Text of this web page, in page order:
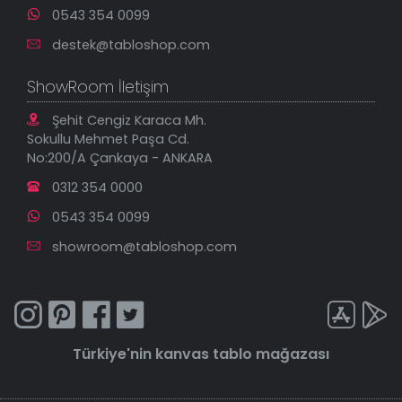
0543 354 0099
destek@tabloshop.com
ShowRoom İletişim
Şehit Cengiz Karaca Mh.
Sokullu Mehmet Paşa Cd.
No:200/A Çankaya - ANKARA
0312 354 0000
0543 354 0099
showroom@tabloshop.com
Türkiye'nin kanvas tablo mağazası